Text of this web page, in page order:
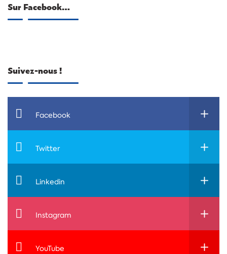
Sur Facebook…
Suivez-nous !
Facebook
Twitter
Linkedin
Instagram
YouTube